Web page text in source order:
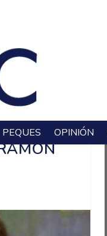
PEQUES OPINIÓN